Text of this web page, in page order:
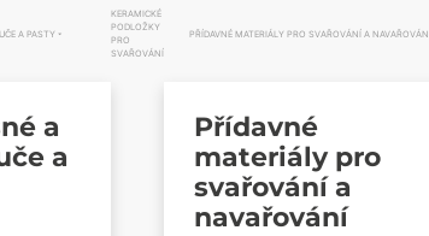
A PASTY
a
a
KERAMICKÉ
PODLOŽKY
PRO
SVAŘOVÁNÍ
PŘÍDAVNÉ MATERIÁLY PRO SVAŘOVÁNÍ A NAVAŘOVÁNÍ
Přídavné
materiály pro
svařování a
navařování